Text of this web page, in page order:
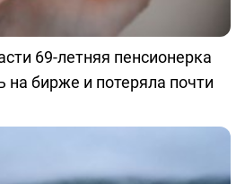
69-летняя пенсионерка
на бирже и потеряла почти